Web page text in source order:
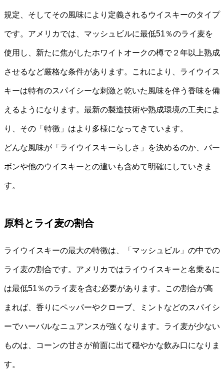
規定、そしてその風味により定義されるウイスキーのタイプ
です。アメリカでは、マッシュビルに最低51％のライ麦を
使用し、新たに焦がしたホワイトオークの樽で２年以上熟成
させるなど厳格な条件があります。これにより、ライウイス
キーは特有のスパイシーな刺激と乾いた風味を伴う香味を備
えるようになります。最新の製造技術や熟成環境の工夫によ
り、その「特徴」はより多様になってきています。
どんな風味が「ライウイスキーらしさ」を決めるのか、バー
ボンや他のウイスキーとの違いも含めて明確にしていきま
す。
原料とライ麦の割合
ライウイスキーの最大の特徴は、「マッシュビル」の中での
ライ麦の割合です。アメリカではライウイスキーと名乗るに
は最低51％のライ麦を含む必要があります。この割合が高
まれば、香りにペッパーやクローブ、ミントなどのスパイシ
ーでハーバルなニュアンスが強くなります。ライ麦が少ない
ものは、コーンの甘さが前面に出て穏やかな飲み口になりま
す。